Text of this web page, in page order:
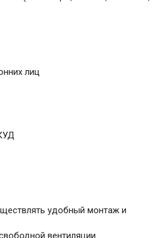
лиц
удобный монтаж и
вентиляции.